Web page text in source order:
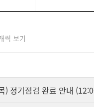
씩 보기
) 정기점검 완료 안내